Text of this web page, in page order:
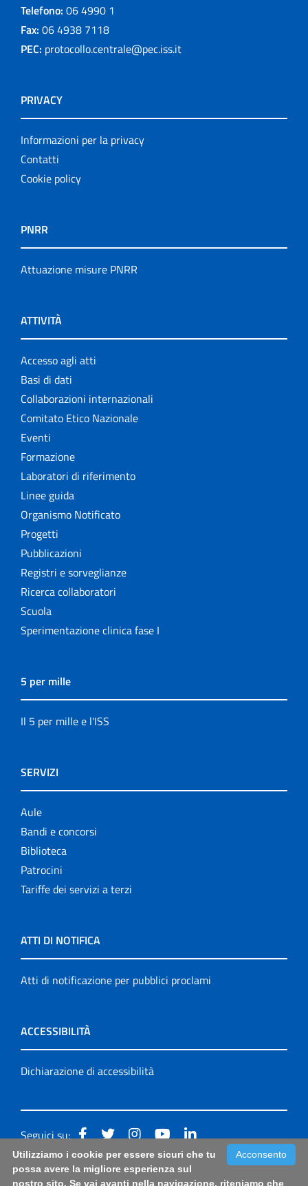
Telefono: 06 4990 1
Fax: 06 4938 7118
PEC: protocollo.centrale@pec.iss.it
PRIVACY
Informazioni per la privacy
Contatti
Cookie policy
PNRR
Attuazione misure PNRR
ATTIVITÀ
Accesso agli atti
Basi di dati
Collaborazioni internazionali
Comitato Etico Nazionale
Eventi
Formazione
Laboratori di riferimento
Linee guida
Organismo Notificato
Progetti
Pubblicazioni
Registri e sorveglianze
Ricerca collaboratori
Scuola
Sperimentazione clinica fase I
5 per mille
Il 5 per mille e l'ISS
SERVIZI
Aule
Bandi e concorsi
Biblioteca
Patrocini
Tariffe dei servizi a terzi
ATTI DI NOTIFICA
Atti di notificazione per pubblici proclami
ACCESSIBILITÀ
Dichiarazione di accessibilità
Seguici su:
Accessibilità: form di segnalazione di prima istanza per
Acconsento
Utilizziamo i cookie per essere sicuri che tu
possa avere la migliore esperienza sul
nostro sito. Se vai avanti nella navigazione, riteniamo che